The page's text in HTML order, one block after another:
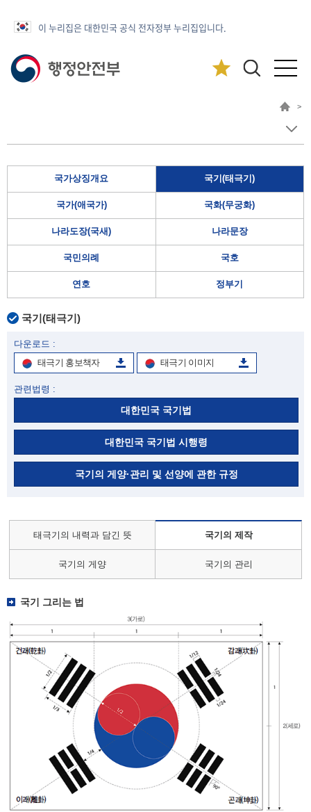
이 누리집은 대한민국 공식 전자정부 누리집입니다.
>
국가상징개요 국기(태극기)
국가(애국가) 국화(무궁화)
나라도장(국새) 나라문장
국민의례 국호
연호 정부기
국기(태극기)
다운로드 :
태극기 홍보책자
태극기 이미지
관련법령 :
대한민국 국기법
대한민국 국기법 시행령
국기의 게양·관리 및 선양에 관한 규정
태극기의 내력과 담긴 뜻 국기의 제작
국기의 게양 국기의 관리
국기 그리는 법